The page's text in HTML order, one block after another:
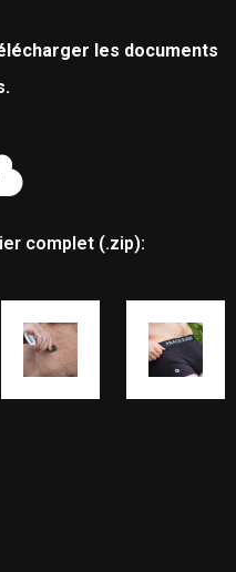
les documents
complet (.zip):